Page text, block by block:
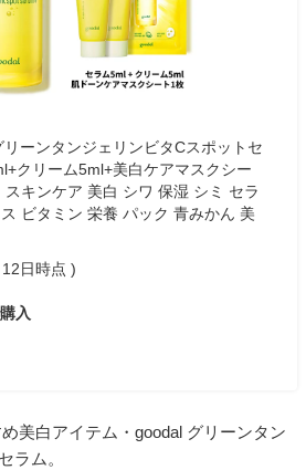
ーンタンジェリンビタCスポットセ
クリーム5ml+美白ケアマスクシー
スキンケア 美白 シワ 保湿 シミ セラ
ビタミン 栄養 パック 青みかん 美
日時点 )
入
美白アイテム・goodal グリーンタン
ラム。